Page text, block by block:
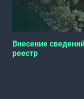
Внесение
реестр